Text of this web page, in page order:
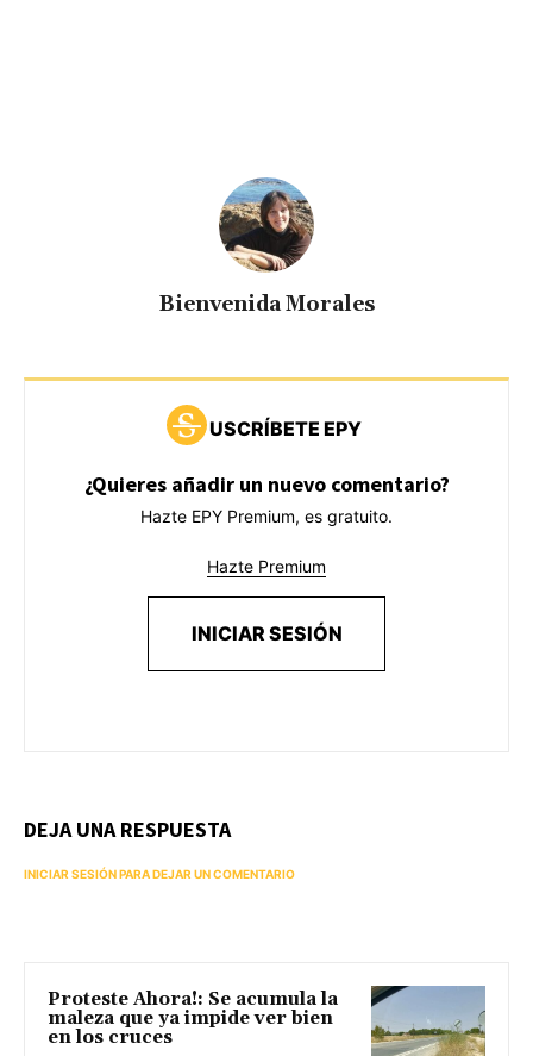
Bienvenida Morales
USCRÍBETE EPY
¿Quieres añadir un nuevo comentario?
Hazte EPY Premium, es gratuito.
Hazte Premium
INICIAR SESIÓN
DEJA UNA RESPUESTA
INICIAR SESIÓN PARA DEJAR UN COMENTARIO
Proteste Ahora!: Se acumula la
maleza que ya impide ver bien
en los cruces